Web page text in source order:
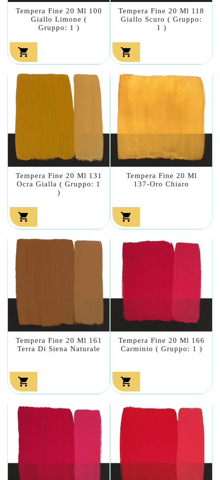
Tempera Fine 20 Ml 100
Giallo Limone (
Gruppo: 1 )

Tempera Fine 20 Ml 118
Giallo Scuro ( Gruppo:
1 )

Tempera Fine 20 Ml 131
Ocra Gialla ( Gruppo: 1
)

Tempera Fine 20 Ml
137-Oro Chiaro

Tempera Fine 20 Ml 161
Terra Di Siena Naturale

Tempera Fine 20 Ml 166
Carminio ( Gruppo: 1 )
